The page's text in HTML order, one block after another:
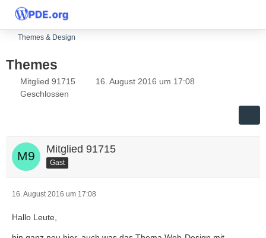
Themes & Design
Themes
Mitglied 91715
16. August 2016 um 17:08
Geschlossen
Mitglied 91715
Gast
16. August 2016 um 17:08
Hallo Leute,